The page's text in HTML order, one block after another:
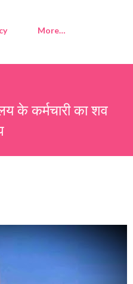
More…
के कर्मचारी का शव